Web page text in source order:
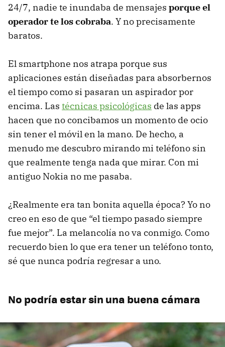
24/7, nadie te inundaba de mensajes porque el
operador te los cobraba. Y no precisamente
baratos.
El smartphone nos atrapa porque sus
aplicaciones están diseñadas para absorbernos
el tiempo como si pasaran un aspirador por
encima. Las técnicas psicológicas de las apps
hacen que no concibamos un momento de ocio
sin tener el móvil en la mano. De hecho, a
menudo me descubro mirando mi teléfono sin
que realmente tenga nada que mirar. Con mi
antiguo Nokia no me pasaba.
¿Realmente era tan bonita aquella época? Yo no
creo en eso de que “el tiempo pasado siempre
fue mejor”. La melancolía no va conmigo. Como
recuerdo bien lo que era tener un teléfono tonto,
sé que nunca podría regresar a uno.
No podría estar sin una buena cámara